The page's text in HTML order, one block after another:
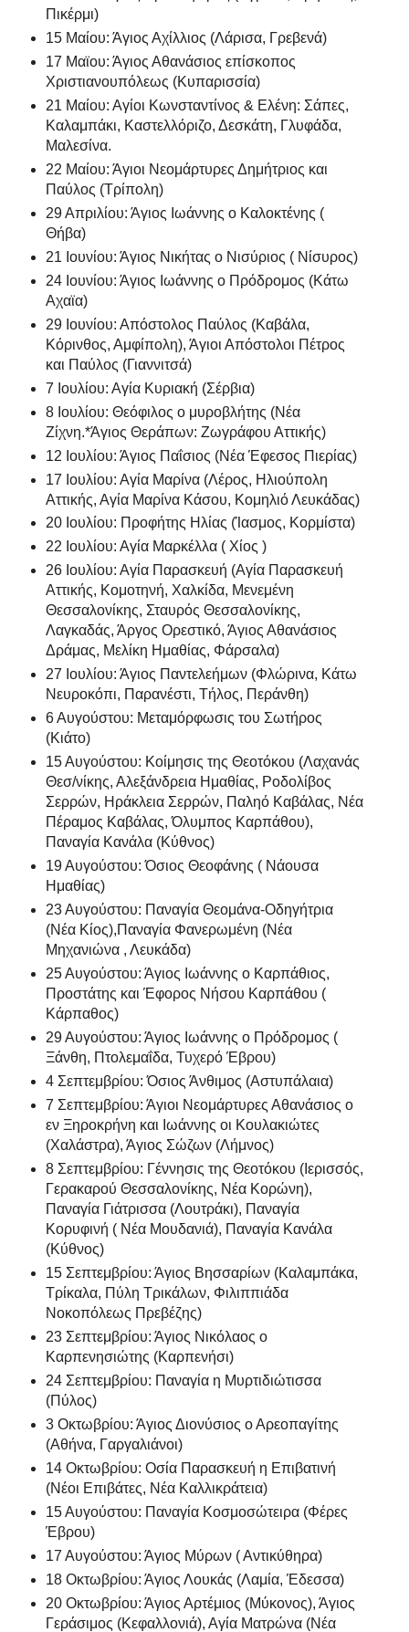
Πικέρμι)
15 Μαίου: Άγιος Αχίλλιος (Λάρισα, Γρεβενά)
17 Μαϊου: Άγιος Αθανάσιος επίσκοπος
Χριστιανουπόλεως (Κυπαρισσία)
21 Μαίου: Αγίοι Κωνσταντίνος & Ελένη: Σάπες,
Καλαμπάκι, Καστελλόριζο, Δεσκάτη, Γλυφάδα,
Μαλεσίνα.
22 Μαίου: Άγιοι Νεομάρτυρες Δημήτριος και
Παύλος (Τρίπολη)
29 Απριλίου: Άγιος Ιωάννης ο Καλοκτένης (
Θήβα)
21 Ιουνίου: Άγιος Νικήτας ο Νισύριος ( Νίσυρος)
24 Ιουνίου: Άγιος Ιωάννης ο Πρόδρομος (Κάτω
Αχαϊα)
29 Ιουνίου: Απόστολος Παύλος (Καβάλα,
Κόρινθος, Αμφίπολη), Άγιοι Απόστολοι Πέτρος
και Παύλος (Γιαννιτσά)
7 Ιουλίου: Αγία Κυριακή (Σέρβια)
8 Ιουλίου: Θεόφιλος ο μυροβλήτης (Νέα
Ζίχνη.*Άγιος Θεράπων: Ζωγράφου Αττικής)
12 Ιουλίου: Άγιος Παΐσιος (Νέα Έφεσος Πιερίας)
17 Ιουλίου: Αγία Μαρίνα (Λέρος, Ηλιούπολη
Αττικής, Αγία Μαρίνα Κάσου, Κομηλιό Λευκάδας)
20 Ιουλίου: Προφήτης Ηλίας (Ίασμος, Κορμίστα)
22 Ιουλίου: Αγία Μαρκέλλα ( Χίος )
26 Ιουλίου: Αγία Παρασκευή (Αγία Παρασκευή
Αττικής, Κομοτηνή, Χαλκίδα, Μενεμένη
Θεσσαλονίκης, Σταυρός Θεσσαλονίκης,
Λαγκαδάς, Άργος Ορεστικό, Άγιος Αθανάσιος
Δράμας, Μελίκη Ημαθίας, Φάρσαλα)
27 Ιουλίου: Άγιος Παντελεήμων (Φλώρινα, Κάτω
Νευροκόπι, Παρανέστι, Τήλος, Περάνθη)
6 Αυγούστου: Μεταμόρφωσις του Σωτήρος
(Κιάτο)
15 Αυγούστου: Κοίμησις της Θεοτόκου (Λαχανάς
Θεσ/νίκης, Αλεξάνδρεια Ημαθίας, Ροδολίβος
Σερρών, Ηράκλεια Σερρών, Παληό Καβάλας, Νέα
Πέραμος Καβάλας, Όλυμπος Καρπάθου),
Παναγία Κανάλα (Κύθνος)
19 Αυγούστου: Όσιος Θεοφάνης ( Νάουσα
Ημαθίας)
23 Αυγούστου: Παναγία Θεομάνα-Οδηγήτρια
(Νέα Κίος),Παναγία Φανερωμένη (Νέα
Μηχανιώνα , Λευκάδα)
25 Αυγούστου: Άγιος Ιωάννης ο Καρπάθιος,
Προστάτης και Έφορος Νήσου Καρπάθου (
Κάρπαθος)
29 Αυγούστου: Άγιος Ιωάννης ο Πρόδρομος (
Ξάνθη, Πτολεμαΐδα, Τυχερό Έβρου)
4 Σεπτεμβρίου: Όσιος Άνθιμος (Αστυπάλαια)
7 Σεπτεμβρίου: Άγιοι Νεομάρτυρες Αθανάσιος ο
εν Ξηροκρήνη και Ιωάννης οι Κουλακιώτες
(Χαλάστρα), Άγιος Σώζων (Λήμνος)
8 Σεπτεμβρίου: Γέννησις της Θεοτόκου (Ιερισσός,
Γερακαρού Θεσσαλονίκης, Νέα Κορώνη),
Παναγία Γιάτρισσα (Λουτράκι), Παναγία
Κορυφινή ( Νέα Μουδανιά), Παναγία Κανάλα
(Κύθνος)
15 Σεπτεμβρίου: Άγιος Βησσαρίων (Καλαμπάκα,
Τρίκαλα, Πύλη Τρικάλων, Φιλιππιάδα
Νοκοπόλεως Πρεβέζης)
23 Σεπτεμβρίου: Άγιος Νικόλαος ο
Καρπενησιώτης (Καρπενήσι)
24 Σεπτεμβρίου: Παναγία η Μυρτιδιώτισσα
(Πύλος)
3 Οκτωβρίου: Άγιος Διονύσιος ο Αρεοπαγίτης
(Αθήνα, Γαργαλιάνοι)
14 Οκτωβρίου: Οσία Παρασκευή η Επιβατινή
(Νέοι Επιβάτες, Νέα Καλλικράτεια)
15 Αυγούστου: Παναγία Κοσμοσώτειρα (Φέρες
Έβρου)
17 Αυγούστου: Άγιος Μύρων ( Αντικύθηρα)
18 Οκτωβρίου: Άγιος Λουκάς (Λαμία, Έδεσσα)
20 Οκτωβρίου: Άγιος Αρτέμιος (Μύκονος), Άγιος
Γεράσιμος (Κεφαλλονιά), Αγία Ματρώνα (Νέα